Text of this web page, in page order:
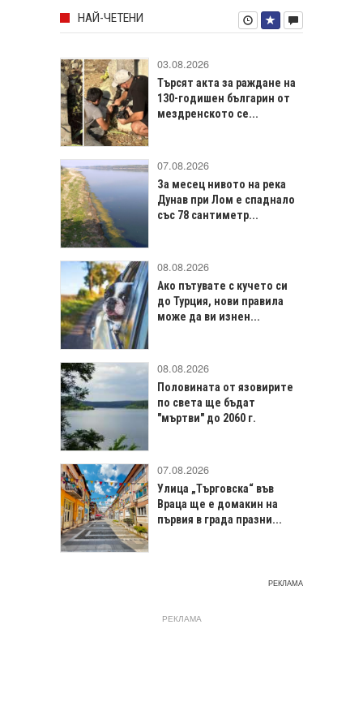
НАЙ-ЧЕТЕНИ
03.08.2026
Търсят акта за раждане на
130-годишен българин от
мездренското се...
07.08.2026
За месец нивото на река
Дунав при Лом е спаднало
със 78 сантиметр...
08.08.2026
Ако пътувате с кучето си
до Турция, нови правила
може да ви изнен...
08.08.2026
Половината от язовирите
по света ще бъдат
"мъртви" до 2060 г.
07.08.2026
Улица „Търговска“ във
Враца щe е домакин на
първия в града празни...
РЕКЛАМА
РЕКЛАМА